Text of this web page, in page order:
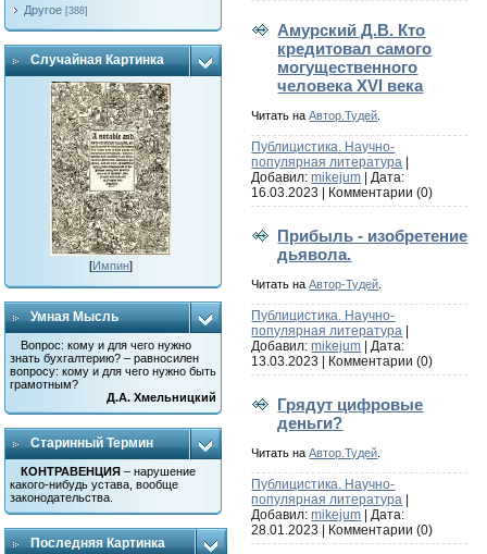
Другое [388]
Случайная Картинка
[Импин]
Умная Мысль
Вопрос: кому и для чего нужно
знать бухгалтерию? – равносилен
вопросу: кому и для чего нужно быть
грамотным?
Д.А. Хмельницкий
Старинный Термин
КОНТРАВЕНЦИЯ – нарушение
какого-нибудь устава, вообще
законодательства.
Последняя Картинка
Амурский Д.В. Кто
кредитовал самого
могущественного
человека XVI века
Читать наАвтор.Тудей
Публицистика. Научно-
популярная литература
Добавил:mikejum | Дата:
16.03.2023
Комментарии (0)
Прибыль - изобретение
дьявола.
Читать наАвтор-Тудей
Публицистика. Научно-
популярная литература
Добавил:mikejum | Дата:
13.03.2023
Комментарии (0)
Грядут цифровые
деньги?
Читать наАвтор.Тудей
Публицистика. Научно-
популярная литература
Добавил:mikejum | Дата:
28.01.2023
Комментарии (0)